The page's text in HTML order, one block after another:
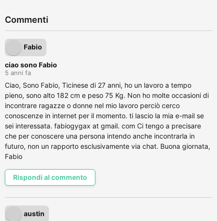
Commenti
Fabio
ciao sono Fabio
5 anni fa
Ciao, Sono Fabio, Ticinese di 27 anni, ho un lavoro a tempo
pieno, sono alto 182 cm e peso 75 Kg. Non ho molte occasioni di
incontrare ragazze o donne nel mio lavoro perciò cerco
conoscenze in internet per il momento. ti lascio la mia e-mail se
sei interessata. fabiogygax at gmail. com Ci tengo a precisare
che per conoscere una persona intendo anche incontrarla in
futuro, non un rapporto esclusivamente via chat. Buona giornata,
Fabio
Rispondi al commento
austin